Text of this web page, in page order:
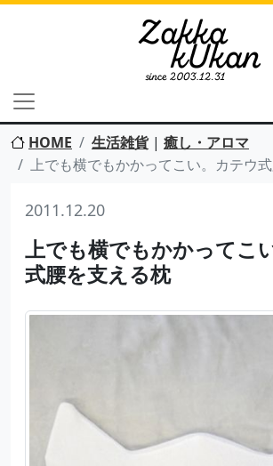
HOME 生活雑貨| 癒し・アロマ
上でも横でもかかってこい。カテウ
2011.12.20
上でも横でもかかってこ
式腰を支える枕